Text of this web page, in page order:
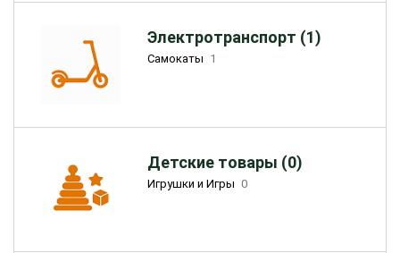
Электротранспорт (1)
Самокаты 1
Детские товары (0)
Игрушки и Игры 0